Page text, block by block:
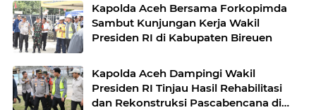
Kapolda Aceh Bersama Forkopimda
Sambut Kunjungan Kerja Wakil
Presiden RI di Kabupaten Bireuen
Kapolda Aceh Dampingi Wakil
Presiden RI Tinjau Hasil Rehabilitasi
dan Rekonstruksi Pascabencana di